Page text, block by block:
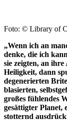
Foto: © Library of
„Wenn ich an
denke, die ich
sie zeigten, an
Heiligkeit, dann
degenerierten
blasierten,
großes fühlendes
gesättigter Planet,
stotternd